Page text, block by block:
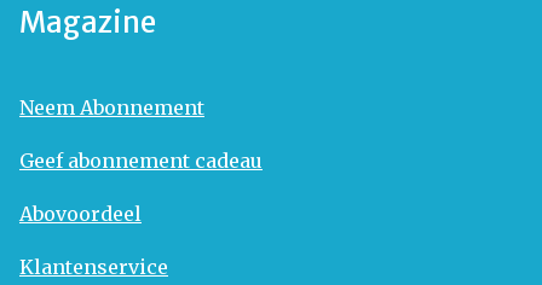
Magazine
Neem Abonnement
Geef abonnement cadeau
Abovoordeel
Klantenservice